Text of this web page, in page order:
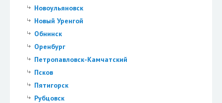
Новоульяновск
Новый Уренгой
Обнинск
Оренбург
Петропавловск-Камчатский
Псков
Пятигорск
Рубцовск